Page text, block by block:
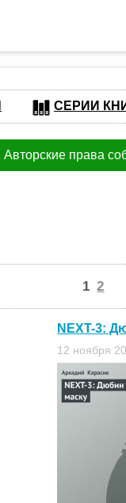
СЕРИИ
Авторские права
1 2
NEXT-3:
12 ноября